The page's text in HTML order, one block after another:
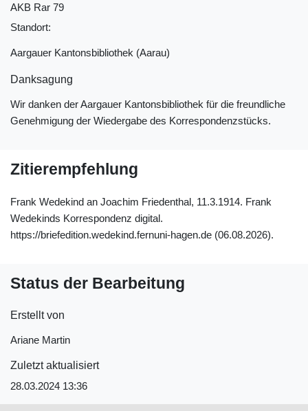
AKB Rar 79
Standort:
Aargauer Kantonsbibliothek (Aarau)
Danksagung
Wir danken der Aargauer Kantonsbibliothek für die freundliche
Genehmigung der Wiedergabe des Korrespondenzstücks.
Zitierempfehlung
Frank Wedekind an Joachim Friedenthal, 11.3.1914. Frank
Wedekinds Korrespondenz digital.
https://briefedition.wedekind.fernuni-hagen.de (06.08.2026).
Status der Bearbeitung
Erstellt von
Ariane Martin
Zuletzt aktualisiert
28.03.2024 13:36